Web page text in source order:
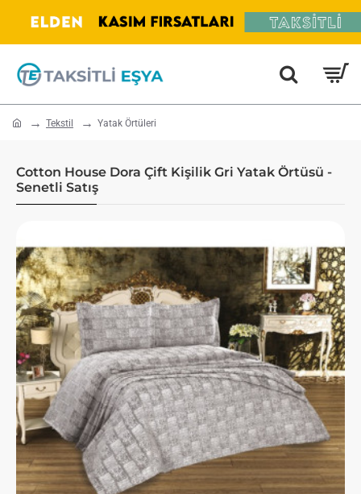
home Tekstil Yatak Örtüleri
Cotton House Dora Çift Kişilik Gri Yatak Örtüsü -
Senetli Satış